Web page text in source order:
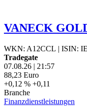
VANECK
WKN: A12CCL | ISIN:
Tradegate
07.08.26 | 21:57
88,23 Euro
+0,12 % +0,11
Branche
Finanzdienstleistungen